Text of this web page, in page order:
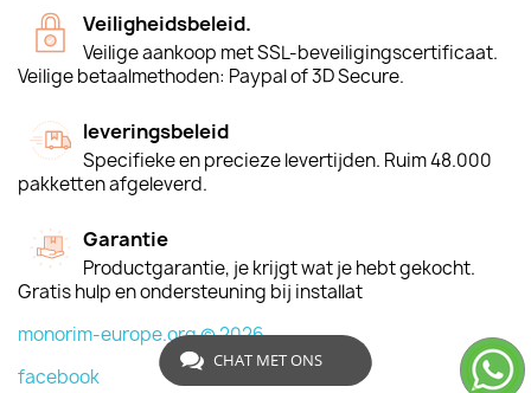
Veiligheidsbeleid.
Veilige aankoop met SSL-beveiligingscertificaat.
Veilige betaalmethoden: Paypal of 3D Secure.
leveringsbeleid
Specifieke en precieze levertijden. Ruim 48.000
pakketten afgeleverd.
Garantie
Productgarantie, je krijgt wat je hebt gekocht.
Gratis hulp en ondersteuning bij installat
monorim-europe.org © 2026
facebook
CHAT MET ONS